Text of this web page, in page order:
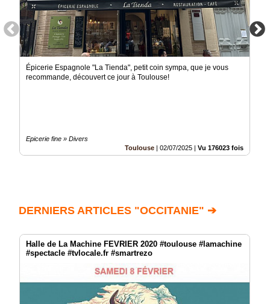
Épicerie Espagnole "La Tienda", petit coin sympa, que je vous
recommande, découvert ce jour à Toulouse!
Epicerie fine » Divers
Toulouse | 02/07/2025 | Vu 176023 fois
DERNIERS ARTICLES "OCCITANIE" ➔
Halle de La Machine FEVRIER 2020 #toulouse #lamachine
#spectacle #tvlocale.fr #smartrezo